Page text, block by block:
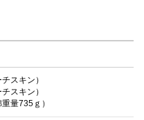
スキン）
スキン）
量735ｇ）